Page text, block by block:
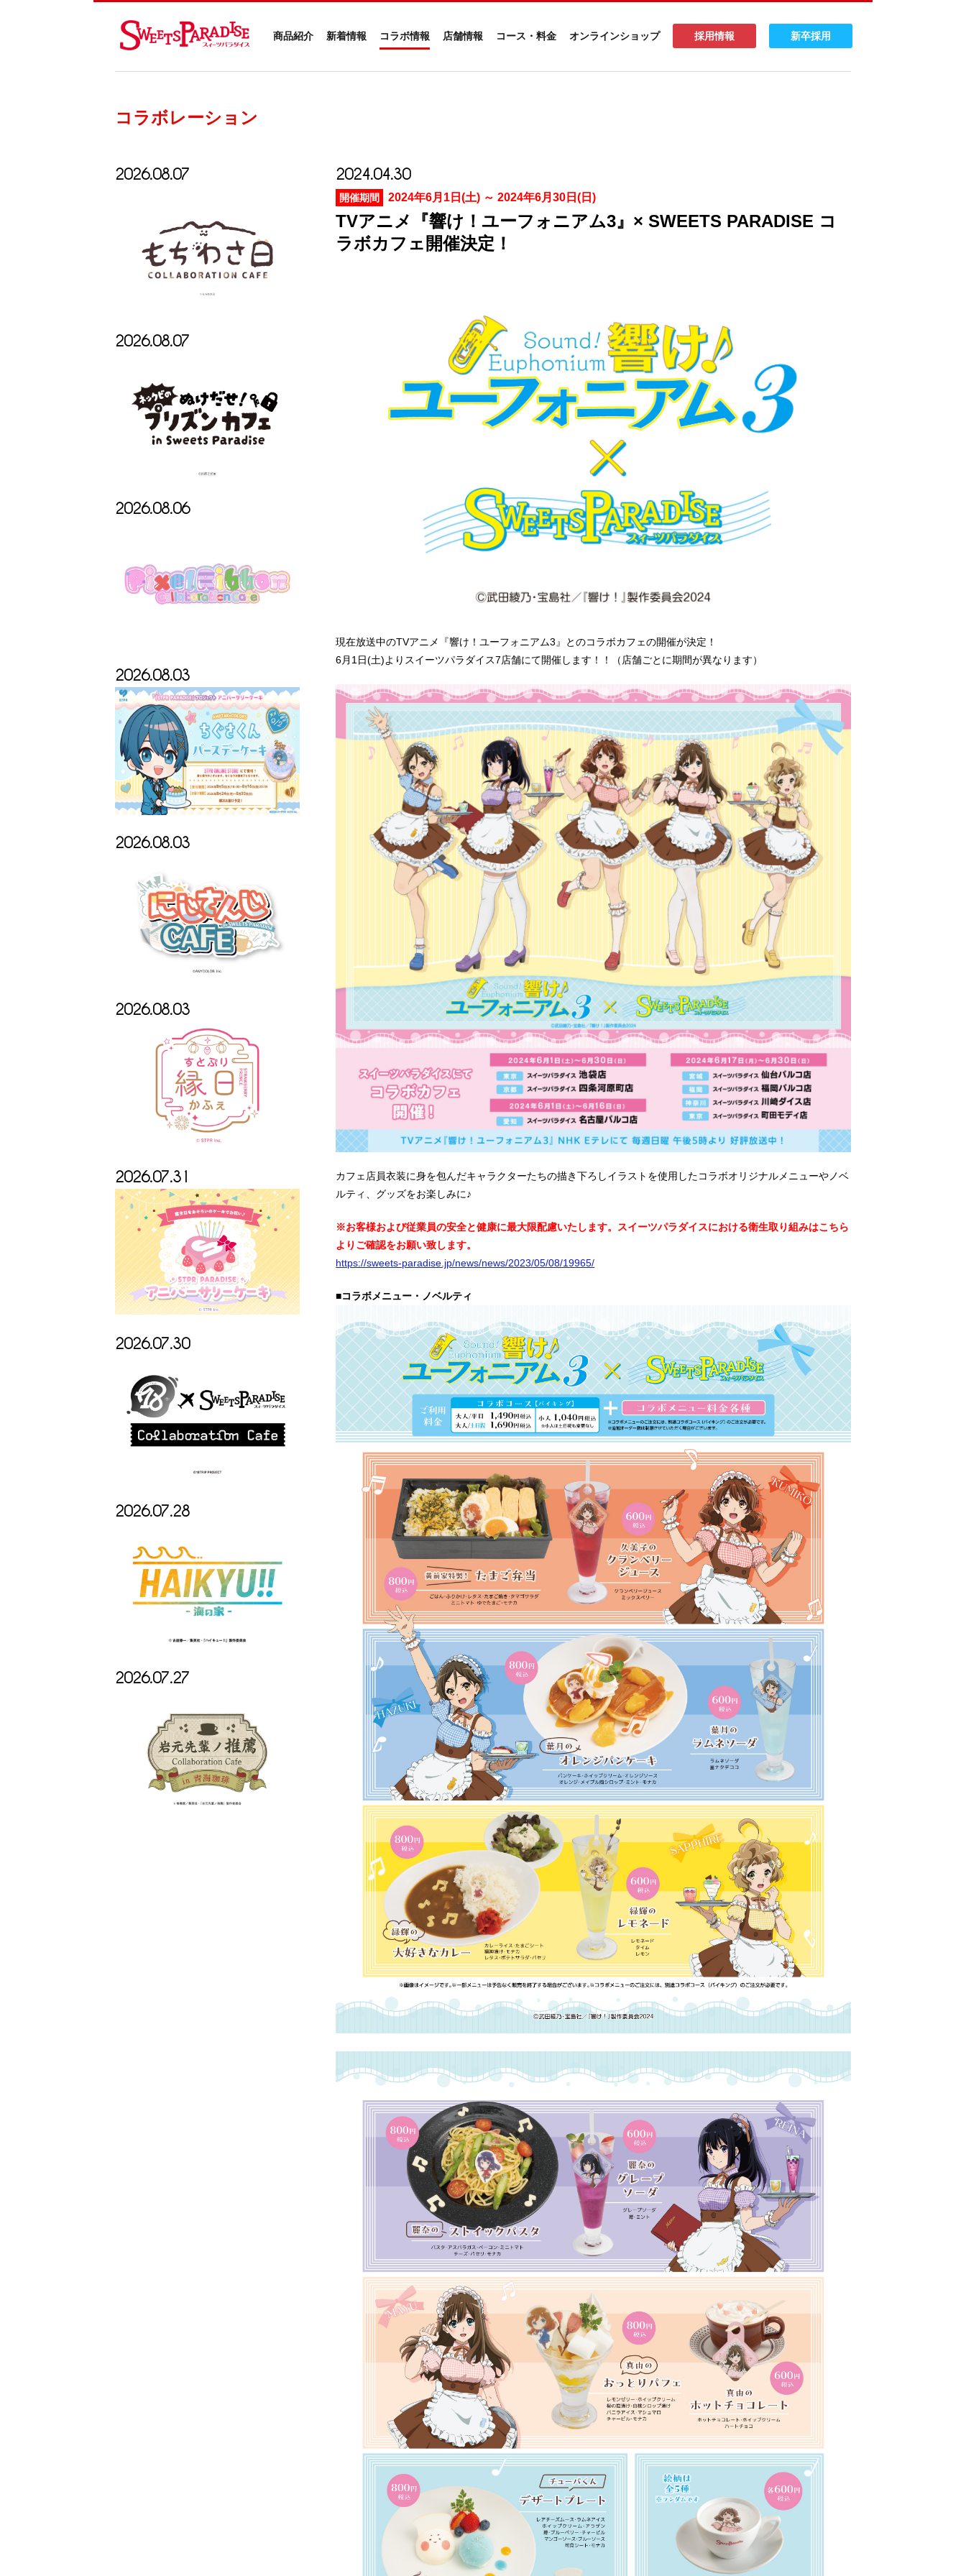
商品紹介 新着情報 コラボ情報 店舗情報 コース・料金 オンラインショップ 採用情報 新卒採用
コラボレーション
2026.08.07
2026.08.07
2026.08.06
2026.08.03
2026.08.03
2026.08.03
2026.07.31
2026.07.30
2026.07.28
2026.07.27
2024.04.30
開催期間 2024年6月1日(土) ～ 2024年6月30日(日)
TVアニメ『響け！ユーフォニアム3』× SWEETS PARADISE コ
ラボカフェ開催決定！
現在放送中のTVアニメ『響け！ユーフォニアム3』とのコラボカフェの開催が決定！
6月1日(土)よりスイーツパラダイス7店舗にて開催します！！（店舗ごとに期間が異なります）
カフェ店員衣装に身を包んだキャラクターたちの描き下ろしイラストを使用したコラボオリジナルメニューやノベ
ルティ、グッズをお楽しみに♪
※お客様および従業員の安全と健康に最大限配慮いたします。スイーツパラダイスにおける衛生取り組みはこちら
よりご確認をお願い致します。
https://sweets-paradise.jp/news/news/2023/05/08/19965/
■コラボメニュー・ノベルティ